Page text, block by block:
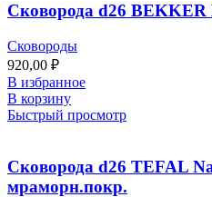
Сковорода d26 BEKKER
Сковороды
920,00 ₽
В избранное
В корзину
Быстрый просмотр
Сковорода d26 TEFAL
мраморн.покр.